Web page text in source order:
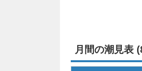
月間の潮見表